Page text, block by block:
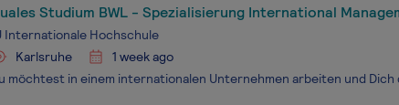
Studium BWL - Spezialisierung International
Internationale Hochschule
Karlsruhe
1 week ago